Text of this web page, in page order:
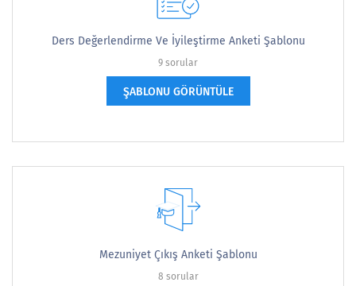
Ders Değerlendirme Ve İyileştirme Anketi Şablonu
9 sorular
ŞABLONU GÖRÜNTÜLE
Mezuniyet Çıkış Anketi Şablonu
8 sorular